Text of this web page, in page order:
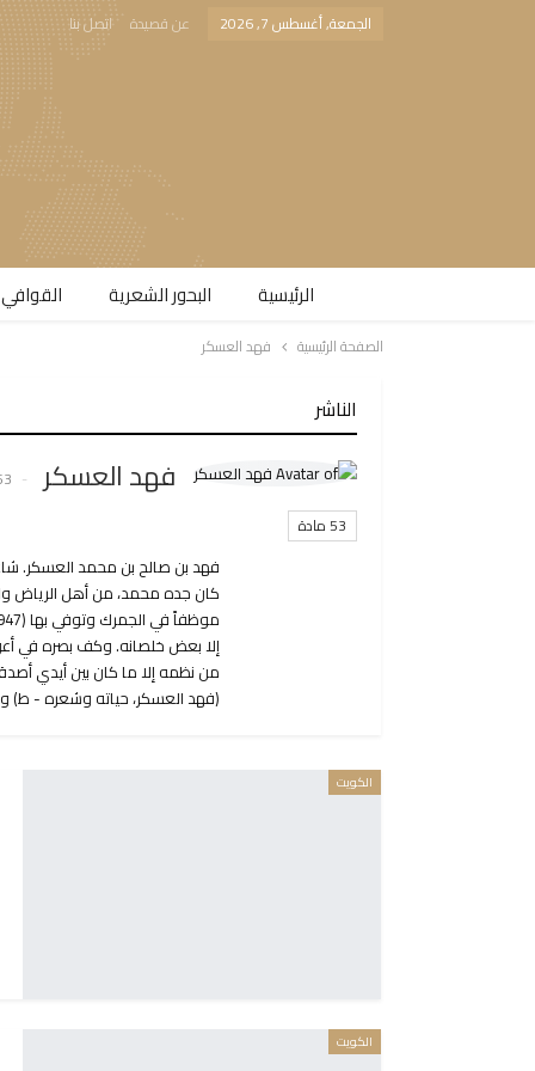
الجمعة, أغسطس 7, 2026 عن قصيدة اتصل بنا
الرئيسية البحور الشعرية​
الصفحة الرئيسية فهد العسكر
الناشر
فهد العسكر
53
53 مادة
فهد بن صالح بن محمد العسكر.
كان جده محمد، من أهل الرياض
إلا بعض خلصانه. وكف بصره في
من نظمه إلا ما كان بين أيدي
(فهد العسكر، حياته وشعره -
الكويت
الكويت